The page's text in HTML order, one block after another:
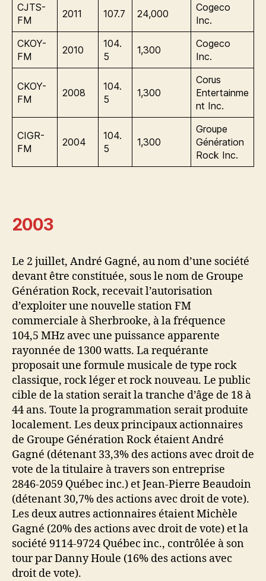
CJTS-
FM
2011 107.7 24,000
Cogeco
Inc.
CKOY-
FM
2010
104.
5
1,300
Cogeco
Inc.
CKOY-
FM
2008
104.
5
1,300
Corus
Entertainme
nt Inc.
CIGR-
FM
2004
104.
5
1,300
Groupe
Génération
Rock Inc.
2003
Le 2 juillet, André Gagné, au nom d’une société
devant être constituée, sous le nom de Groupe
Génération Rock, recevait l’autorisation
d’exploiter une nouvelle station FM
commerciale à Sherbrooke, à la fréquence
104,5 MHz avec une puissance apparente
rayonnée de 1300 watts. La requérante
proposait une formule musicale de type rock
classique, rock léger et rock nouveau. Le public
cible de la station serait la tranche d’âge de 18 à
44 ans. Toute la programmation serait produite
localement. Les deux principaux actionnaires
de Groupe Génération Rock étaient André
Gagné (détenant 33,3% des actions avec droit de
vote de la titulaire à travers son entreprise
2846-2059 Québec inc.) et Jean-Pierre Beaudoin
(détenant 30,7% des actions avec droit de vote).
Les deux autres actionnaires étaient Michèle
Gagné (20% des actions avec droit de vote) et la
société 9114-9724 Québec inc., contrôlée à son
tour par Danny Houle (16% des actions avec
droit de vote).